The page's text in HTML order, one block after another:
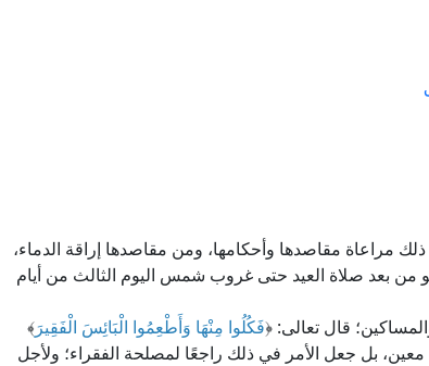
مراعاة مقاصدها وأحكامها، ومن مقاصدها إراقة الدماء،
من بعد صلاة العيد حتى غروب شمس اليوم الثالث من أيام
قال تعالى: ﴿فَكُلُوا مِنْهَا وَأَطْعِمُوا الْبَائِسَ الْفَقِيرَ﴾
معين، بل جعل الأمر في ذلك راجعًا لمصلحة الفقراء؛ ولأجل